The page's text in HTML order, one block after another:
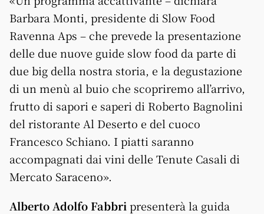
Barbara Monti, presidente di Slow Food
Ravenna Aps – che prevede la presentazione
delle due nuove guide slow food da parte di
due big della nostra storia, e la degustazione
di un menù al buio che scopriremo all’arrivo,
frutto di sapori e saperi di Roberto Bagnolini
del ristorante Al Deserto e del cuoco
Francesco Schiano. I piatti saranno
accompagnati dai vini delle Tenute Casali di
Mercato Saraceno».
Alberto Adolfo Fabbri presenterà la guida